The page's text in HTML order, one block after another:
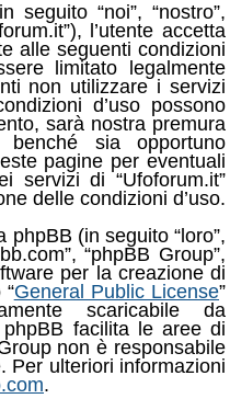
seguito “noi”, “nostro”,
l’utente accetta
alle seguenti condizioni
limitato legalmente
non utilizzare i servizi
d’uso possono
sarà nostra premura
sia opportuno
pagine per eventuali
servizi di “Ufoforum.it”
delle condizioni d’uso.
phpBB (in seguito “loro”,
“phpBB Group”,
per la creazione di
General Public License”
scaricabile da
facilita le aree di
non è responsabile
Per ulteriori informazioni
.